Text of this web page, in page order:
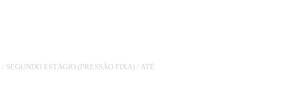
/ SEGUNDO ESTÁGIO (PRESSÃO FIXA) / ATÉ